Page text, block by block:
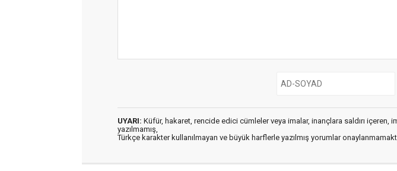
UYARI: Küfür, hakaret, rencide edici cümleler veya imalar, inançlara saldırı içeren,
yazılmamış,
Türkçe karakter kullanılmayan ve büyük harflerle yazılmış yorumlar